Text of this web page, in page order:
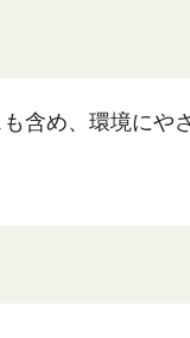
含め、環境にや